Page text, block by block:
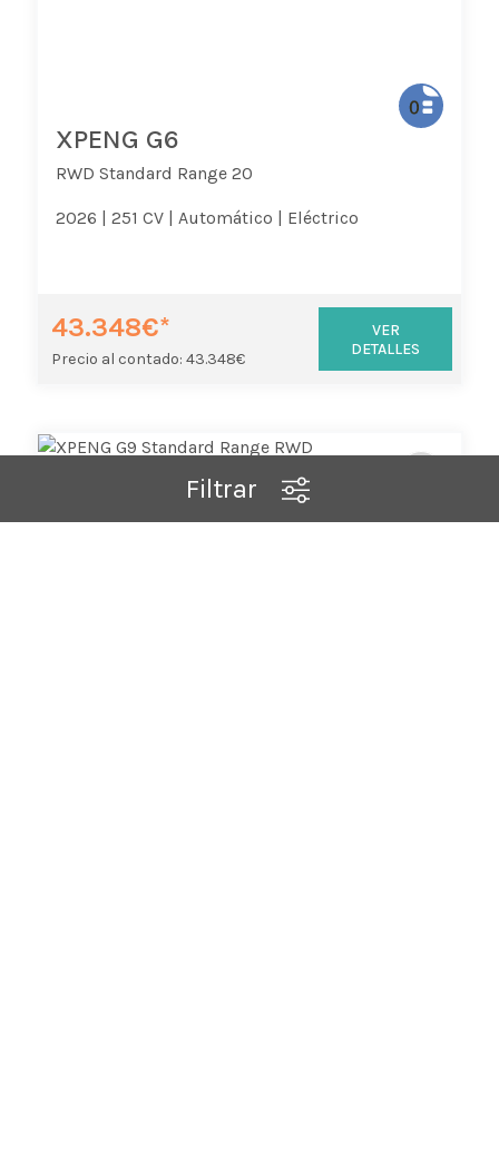
Filtrar
XPENG G6
RWD Standard Range 20
2026 | 251 CV | Automático | Eléctrico
43.348€*
Precio al contado: 43.348€
VER
DETALLES